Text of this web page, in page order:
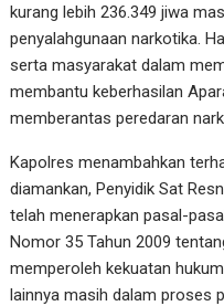
kurang lebih 236.349 jiwa
penyalahgunaan narkotika.
serta masyarakat dalam
membantu keberhasilan
memberantas peredaran
Kapolres menambahkan
diamankan, Penyidik Sat
telah menerapkan pasal-
Nomor 35 Tahun 2009
memperoleh kekuatan
lainnya masih dalam proses